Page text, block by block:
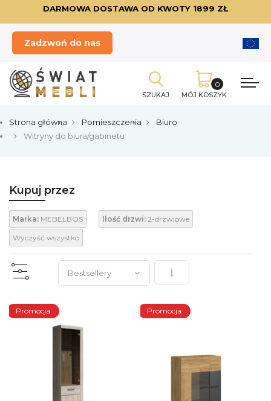
DARMOWA DOSTAWA OD KWOTY 1899 ZŁ
Zadzwoń do nas
SZUKAJ MÓJ KOSZYK
Strona główna Pomieszczenia
Biuro
Witryny do biura/gabinetu
Kupuj przez
Marka: MEBELBOS Ilość drzwi: 2-drzwiowe
Wyczyść wszystko
Ustaw kierunek rosnący
Promocja Promocja